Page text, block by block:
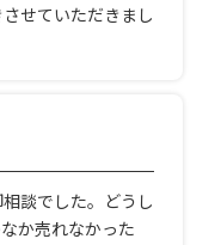
せていただきまし
談でした。どうし
か売れなかった